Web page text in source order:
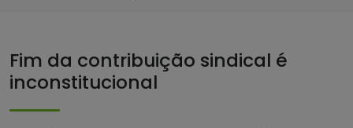
Fim da contribuição sindical é
inconstitucional